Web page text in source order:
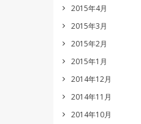
2015年4月
2015年3月
2015年2月
2015年1月
2014年12月
2014年11月
2014年10月